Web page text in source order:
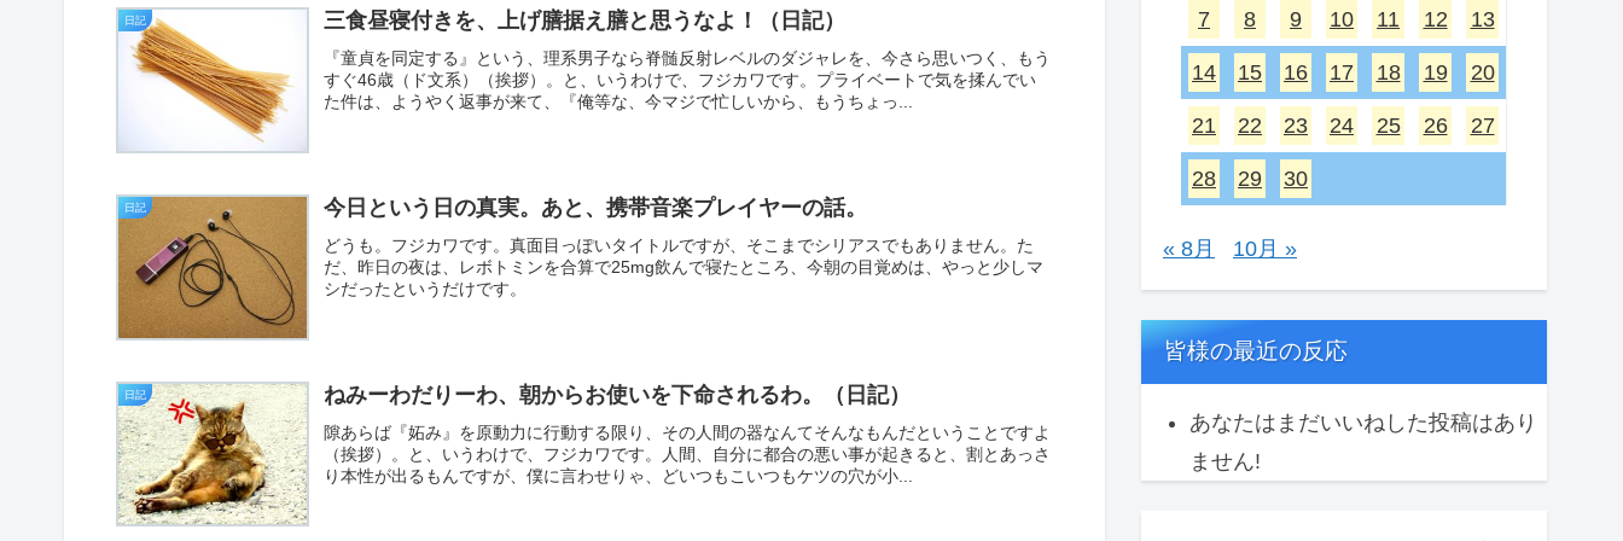
日記 三食昼寝付きを、上げ膳据え膳と思うなよ！（日記）
『童貞を同定する』という、理系男子なら脊髄反射レベルのダジャレを、今さら思いつく、もう
すぐ46歳（ド文系）（挨拶）。と、いうわけで、フジカワです。プライベートで気を揉んでい
た件は、ようやく返事が来て、『俺等な、今マジで忙しいから、もうちょっ...
日記 今日という日の真実。あと、携帯音楽プレイヤーの話。
どうも。フジカワです。真面目っぽいタイトルですが、そこまでシリアスでもありません。た
だ、昨日の夜は、レボトミンを合算で25mg飲んで寝たところ、今朝の目覚めは、やっと少しマ
シだったというだけです。
日記 ねみーわだりーわ、朝からお使いを下命されるわ。（日記）
隙あらば『妬み』を原動力に行動する限り、その人間の器なんてそんなもんだということですよ
（挨拶）。と、いうわけで、フジカワです。人間、自分に都合の悪い事が起きると、割とあっさ
り本性が出るもんですが、僕に言わせりゃ、どいつもこいつもケツの穴が小...
7 8 9 10 11 12 13
14 15 16 17 18 19 20
21 22 23 24 25 26 27
28 29 30
« 8月 10月 »
皆様の最近の反応
あなたはまだいいねした投稿はあり
ません!